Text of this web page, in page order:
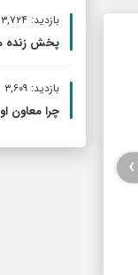
پزشکیان
تسلیت گفت
›
بازدید: ۳,۷۲۴
پخش زنده
بازدید: ۳,۶۰۹
چرا معاون